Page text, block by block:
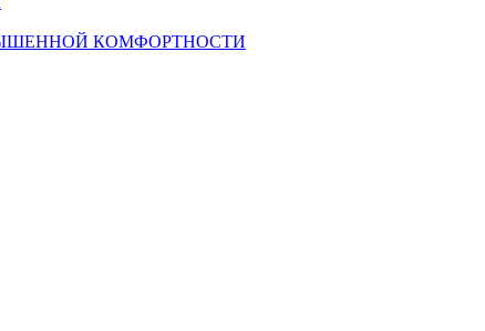
КОМФОРТНОСТИ